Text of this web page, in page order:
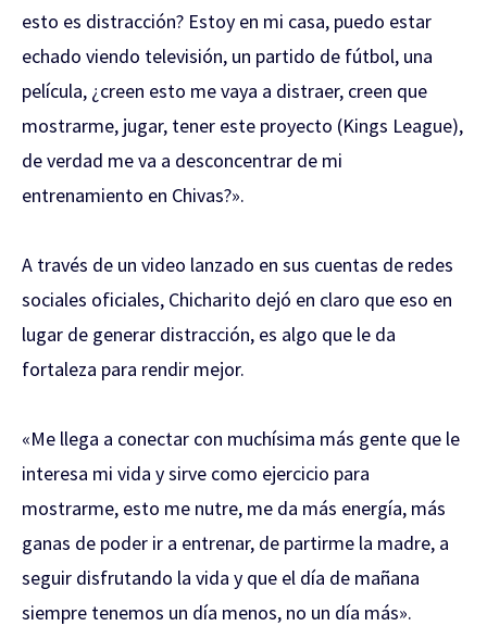
esto es distracción? Estoy en mi casa, puedo estar
echado viendo televisión, un partido de fútbol, una
película, ¿creen esto me vaya a distraer, creen que
mostrarme, jugar, tener este proyecto (Kings League),
de verdad me va a desconcentrar de mi
entrenamiento en Chivas?».
A través de un video lanzado en sus cuentas de redes
sociales oficiales, Chicharito dejó en claro que eso en
lugar de generar distracción, es algo que le da
fortaleza para rendir mejor.
«Me llega a conectar con muchísima más gente que le
interesa mi vida y sirve como ejercicio para
mostrarme, esto me nutre, me da más energía, más
ganas de poder ir a entrenar, de partirme la madre, a
seguir disfrutando la vida y que el día de mañana
siempre tenemos un día menos, no un día más».